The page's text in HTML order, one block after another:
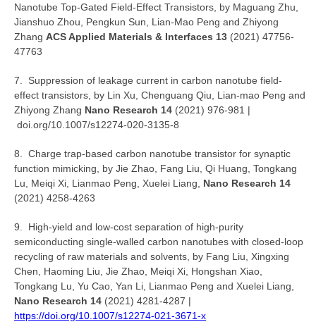
Nanotube Top-Gated Field-Effect Transistors, by Maguang Zhu,
Jianshuo Zhou, Pengkun Sun, Lian-Mao Peng and Zhiyong
Zhang ACS Applied Materials & Interfaces 13 (2021) 47756-
47763
7. Suppression of leakage current in carbon nanotube field-
effect transistors, by Lin Xu, Chenguang Qiu, Lian-mao Peng and
Zhiyong Zhang Nano Research 14 (2021) 976-981 |
doi.org/10.1007/s12274-020-3135-8
8. Charge trap-based carbon nanotube transistor for synaptic
function mimicking, by Jie Zhao, Fang Liu, Qi Huang, Tongkang
Lu, Meiqi Xi, Lianmao Peng, Xuelei Liang, Nano Research 14
(2021) 4258-4263
9. High-yield and low-cost separation of high-purity
semiconducting single-walled carbon nanotubes with closed-loop
recycling of raw materials and solvents, by Fang Liu, Xingxing
Chen, Haoming Liu, Jie Zhao, Meiqi Xi, Hongshan Xiao,
Tongkang Lu, Yu Cao, Yan Li, Lianmao Peng and Xuelei Liang,
Nano Research 14 (2021) 4281-4287 |
https://doi.org/10.1007/s12274-021-3671-x